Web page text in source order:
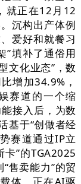
就正在12月12
沉构出产体例
爱好和就餐习
”填补了通俗用
文化业态”，数
增加34.9%，
赛道的一个缩
接入后，为数
基于“创做者经
赛道通过IP立
”的TGA2025
售卖能力”的贸